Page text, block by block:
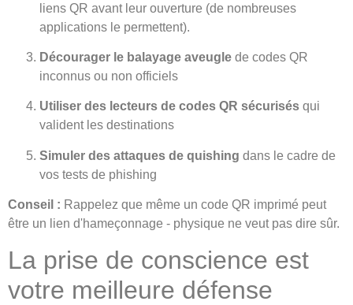
liens QR avant leur ouverture (de nombreuses
applications le permettent).
Décourager le balayage aveugle de codes QR
inconnus ou non officiels
Utiliser des lecteurs de codes QR sécurisés qui
valident les destinations
Simuler des attaques de quishing dans le cadre de
vos tests de phishing
Conseil : Rappelez que même un code QR imprimé peut
être un lien d'hameçonnage - physique ne veut pas dire sûr.
La prise de conscience est
votre meilleure défense